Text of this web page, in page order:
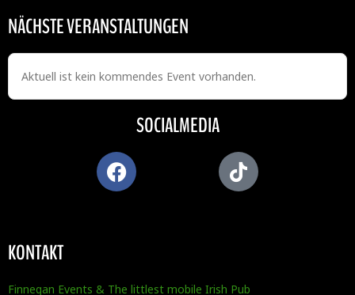
NÄCHSTE VERANSTALTUNGEN
Aktuell ist kein kommendes Event vorhanden.
SOCIALMEDIA
KONTAKT
Finnegan Events & The littlest mobile Irish Pub